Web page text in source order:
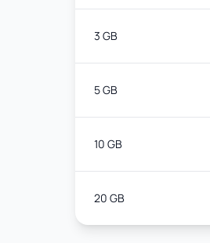
3 GB
5 GB
10 GB
20 GB